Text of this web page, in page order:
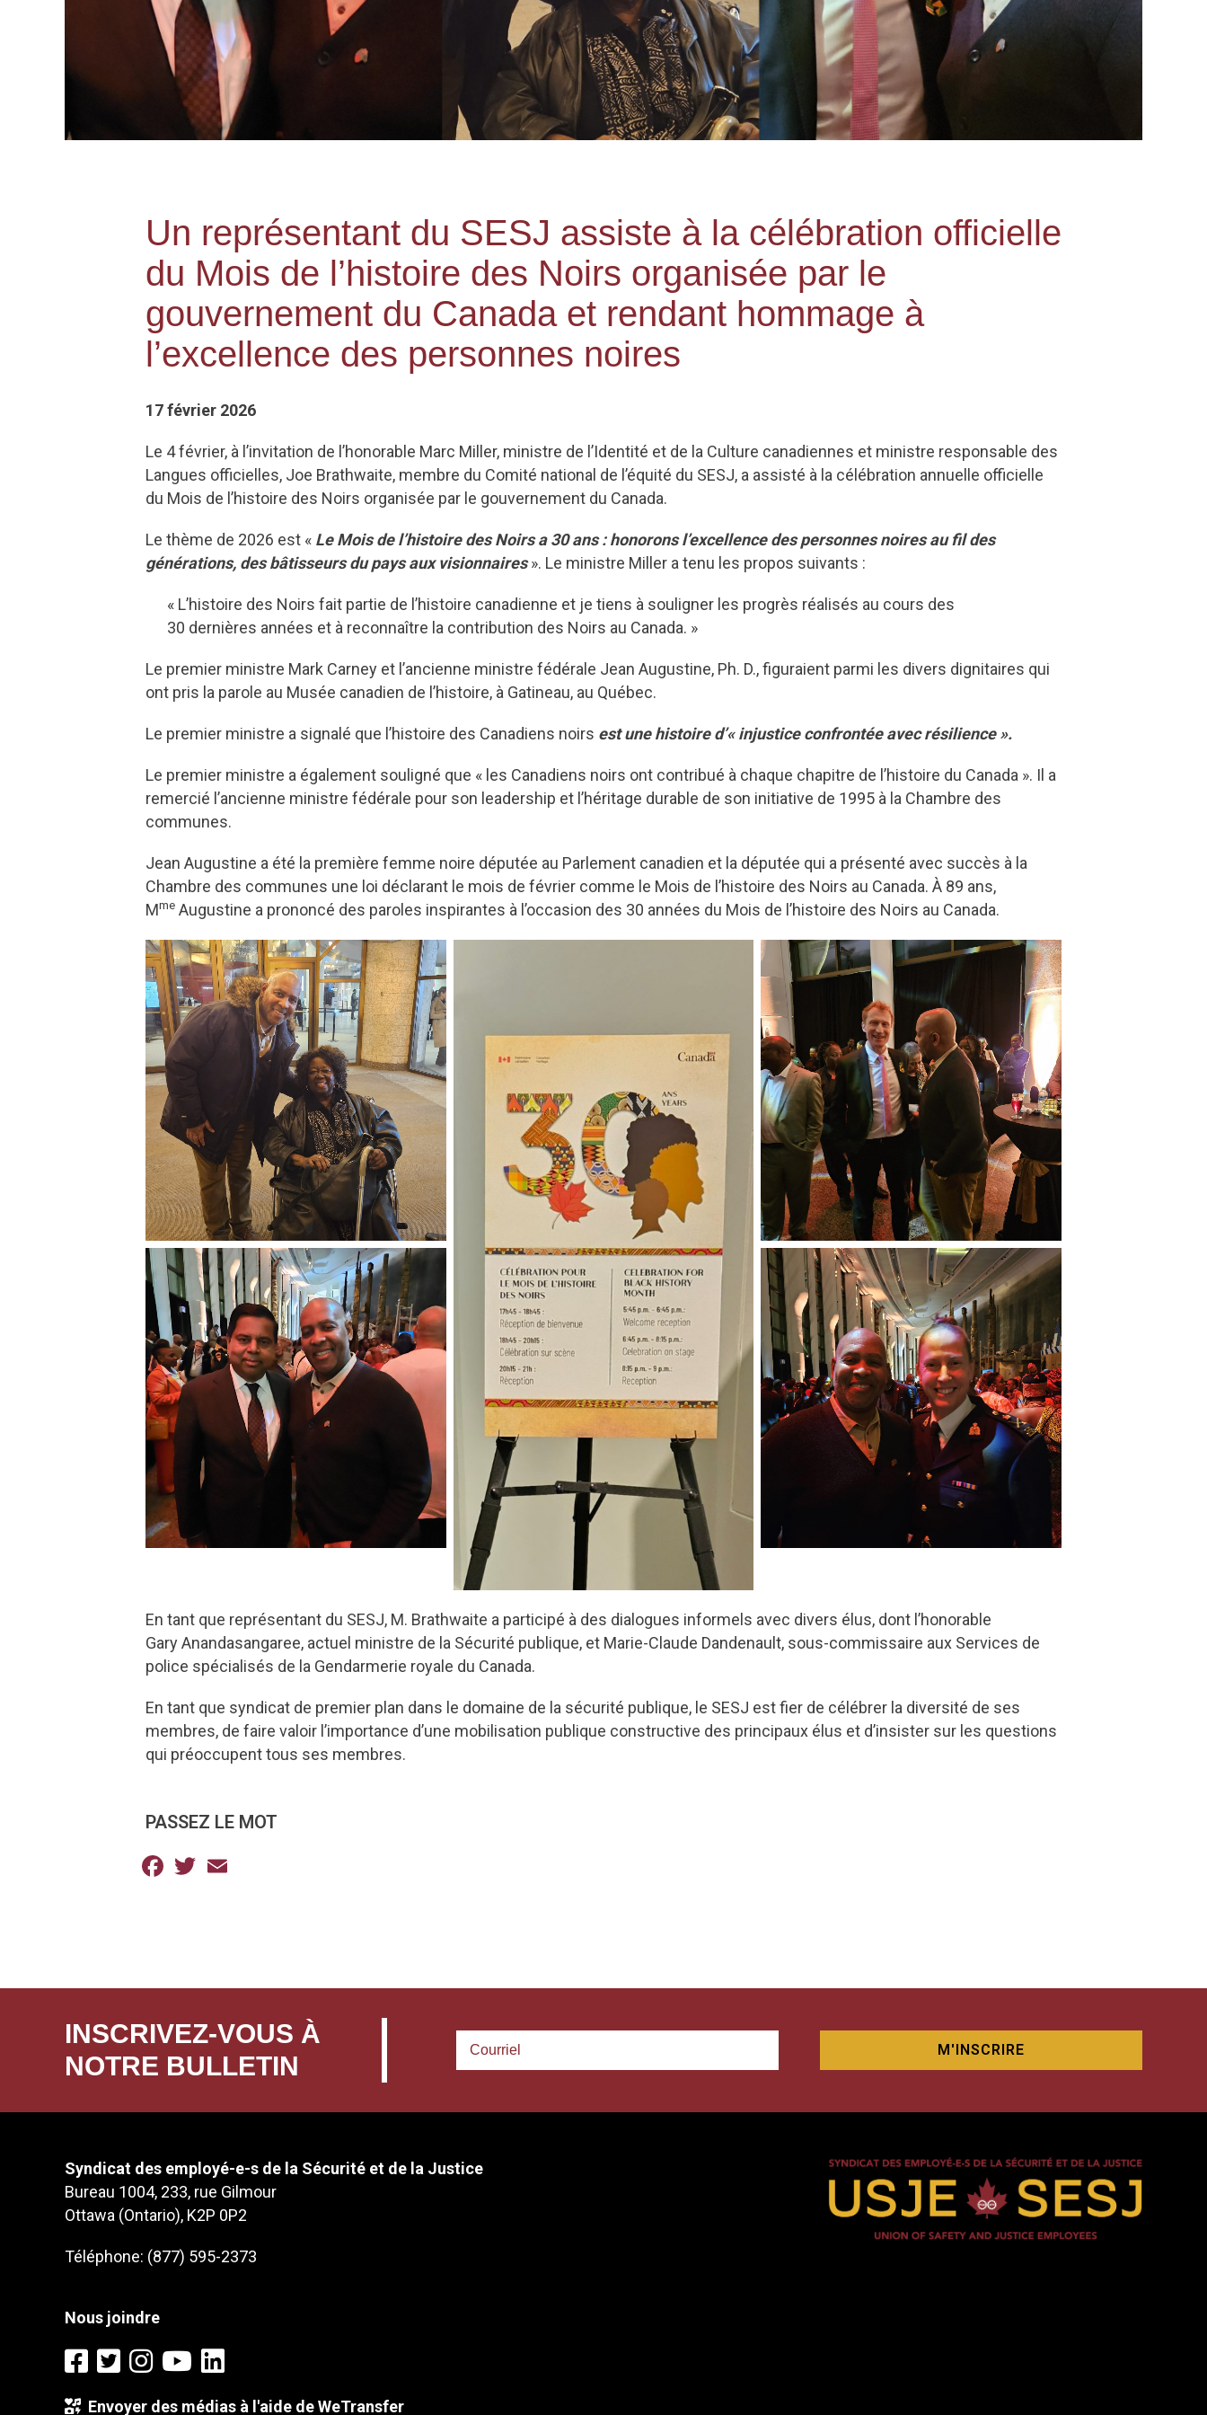
Un représentant du SESJ assiste à la célébration officielle
du Mois de l’histoire des Noirs organisée par le
gouvernement du Canada et rendant hommage à
l’excellence des personnes noires
17 février 2026
Le 4 février, à l’invitation de l’honorable Marc Miller, ministre de l’Identité et de la Culture canadiennes et ministre responsable des
Langues officielles, Joe Brathwaite, membre du Comité national de l’équité du SESJ, a assisté à la célébration annuelle officielle
du Mois de l’histoire des Noirs organisée par le gouvernement du Canada.
Le thème de 2026 est « Le Mois de l’histoire des Noirs a 30 ans : honorons l’excellence des personnes noires au fil des
générations, des bâtisseurs du pays aux visionnaires». Le ministre Miller a tenu les propos suivants :
« L’histoire des Noirs fait partie de l’histoire canadienne et je tiens à souligner les progrès réalisés au cours des
30 dernières années et à reconnaître la contribution des Noirs au Canada. »
Le premier ministre Mark Carney et l’ancienne ministre fédérale Jean Augustine, Ph. D., figuraient parmi les divers dignitaires qui
ont pris la parole au Musée canadien de l’histoire, à Gatineau, au Québec.
Le premier ministre a signalé que l’histoire des Canadiens noirs est une histoire d’« injustice confrontée avec résilience ».
Le premier ministre a également souligné que « les Canadiens noirs ont contribué à chaque chapitre de l’histoire du Canada ». Il a
remercié l’ancienne ministre fédérale pour son leadership et l’héritage durable de son initiative de 1995 à la Chambre des
communes.
Jean Augustine a été la première femme noire députée au Parlement canadien et la députée qui a présenté avec succès à la
Chambre des communes une loi déclarant le mois de février comme le Mois de l’histoire des Noirs au Canada. À 89 ans,
Mme Augustine a prononcé des paroles inspirantes à l’occasion des 30 années du Mois de l’histoire des Noirs au Canada.
En tant que représentant du SESJ, M. Brathwaite a participé à des dialogues informels avec divers élus, dont l’honorable
Gary Anandasangaree, actuel ministre de la Sécurité publique, et Marie-Claude Dandenault, sous-commissaire aux Services de
police spécialisés de la Gendarmerie royale du Canada.
En tant que syndicat de premier plan dans le domaine de la sécurité publique, le SESJ est fier de célébrer la diversité de ses
membres, de faire valoir l’importance d’une mobilisation publique constructive des principaux élus et d’insister sur les questions
qui préoccupent tous ses membres.
PASSEZ LE MOT
Facebook
Twitter
INSCRIVEZ-VOUS À
NOTRE BULLETIN
Syndicat des employé-e-s de la Sécurité et de la Justice
Bureau 1004, 233, rue Gilmour
Ottawa (Ontario), K2P 0P2
Téléphone: (877) 595-2373
Nous joindre
Envoyer des médias à l'aide de WeTransfer